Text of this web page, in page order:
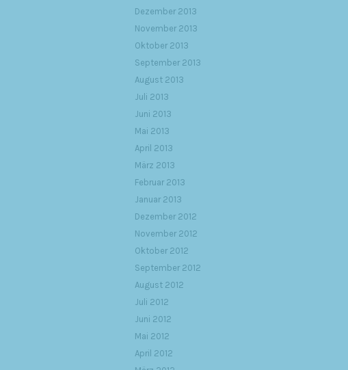
Dezember 2013
November 2013
Oktober 2013
September 2013
August 2013
Juli 2013
Juni 2013
Mai 2013
April 2013
März 2013
Februar 2013
Januar 2013
Dezember 2012
November 2012
Oktober 2012
September 2012
August 2012
Juli 2012
Juni 2012
Mai 2012
April 2012